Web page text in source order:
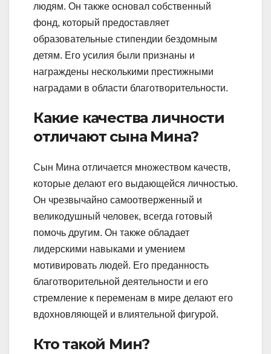
людям. Он также основал собственный
фонд, который предоставляет
образовательные стипендии бездомным
детям. Его усилия были признаны и
награждены несколькими престижными
наградами в области благотворительности.
Какие качества личности
отличают сына Мина?
Сын Мина отличается множеством качеств,
которые делают его выдающейся личностью.
Он чрезвычайно самоотверженный и
великодушный человек, всегда готовый
помочь другим. Он также обладает
лидерскими навыками и умением
мотивировать людей. Его преданность
благотворительной деятельности и его
стремление к переменам в мире делают его
вдохновляющей и влиятельной фигурой.
Кто такой Мин?